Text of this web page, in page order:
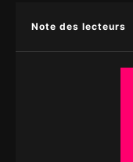
Note des lecteurs